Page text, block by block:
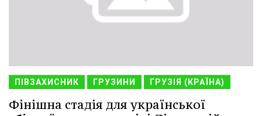
ПІВЗАХИСНИК ГРУЗИНИ ГРУЗІЯ (КРАЇНА)
Фінішна стадія для української